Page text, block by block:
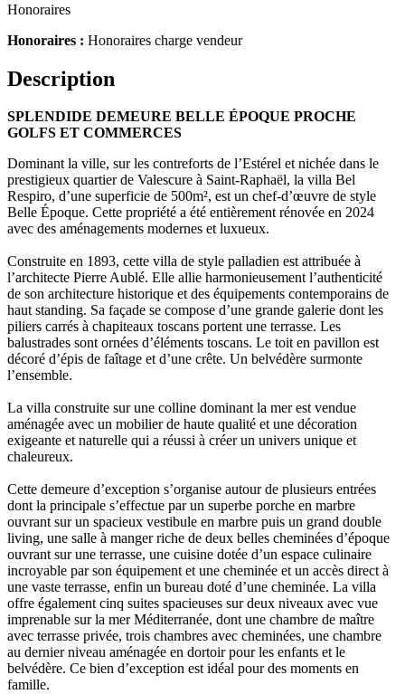
Honoraires
Honoraires : Honoraires charge vendeur
Description
SPLENDIDE DEMEURE BELLE ÉPOQUE PROCHE
GOLFS ET COMMERCES
Dominant la ville, sur les contreforts de l’Estérel et nichée dans le
prestigieux quartier de Valescure à Saint-Raphaël, la villa Bel
Respiro, d’une superficie de 500m², est un chef-d’œuvre de style
Belle Époque. Cette propriété a été entièrement rénovée en 2024
avec des aménagements modernes et luxueux.
Construite en 1893, cette villa de style palladien est attribuée à
l’architecte Pierre Aublé. Elle allie harmonieusement l’authenticité
de son architecture historique et des équipements contemporains de
haut standing. Sa façade se compose d’une grande galerie dont les
piliers carrés à chapiteaux toscans portent une terrasse. Les
balustrades sont ornées d’éléments toscans. Le toit en pavillon est
décoré d’épis de faîtage et d’une crête. Un belvédère surmonte
l’ensemble.
La villa construite sur une colline dominant la mer est vendue
aménagée avec un mobilier de haute qualité et une décoration
exigeante et naturelle qui a réussi à créer un univers unique et
chaleureux.
Cette demeure d’exception s’organise autour de plusieurs entrées
dont la principale s’effectue par un superbe porche en marbre
ouvrant sur un spacieux vestibule en marbre puis un grand double
living, une salle à manger riche de deux belles cheminées d’époque
ouvrant sur une terrasse, une cuisine dotée d’un espace culinaire
incroyable par son équipement et une cheminée et un accès direct à
une vaste terrasse, enfin un bureau doté d’une cheminée. La villa
offre également cinq suites spacieuses sur deux niveaux avec vue
imprenable sur la mer Méditerranée, dont une chambre de maître
avec terrasse privée, trois chambres avec cheminées, une chambre
au dernier niveau aménagée en dortoir pour les enfants et le
belvédère. Ce bien d’exception est idéal pour des moments en
famille.